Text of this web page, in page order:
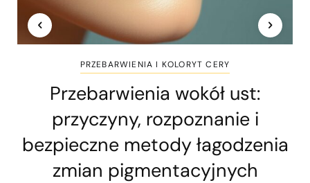
PRZEBARWIENIA I KOLORYT CERY
Przebarwienia wokół ust:
przyczyny, rozpoznanie i
bezpieczne metody łagodzenia
zmian pigmentacyjnych